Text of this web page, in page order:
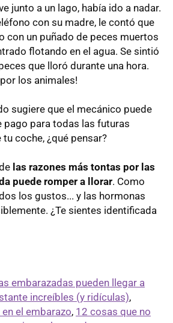
junto a un lago, había ido a nadar.
con su madre, le contó que
con un puñado de peces muertos
flotando en el agua. Se sintió
que lloró durante una hora.
los animales!
sugiere que el mecánico puede
pago para todas las futuras
coche, ¿qué pensar?
las razones más tontas por las
puede romper a llorar. Como
los gustos... y las hormonas
¿Te sientes identificada
embarazadas pueden llegar a
increíbles (y ridículas),
el embarazo, 12 cosas que no